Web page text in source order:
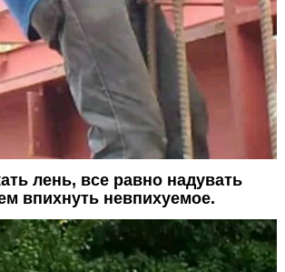
лень, все равно надувать
впихнуть невпихуемое.